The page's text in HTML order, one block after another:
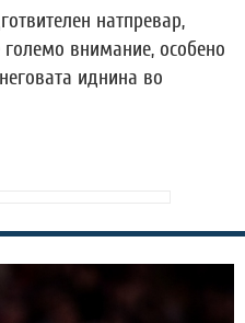
натпревар,
внимание, особено
иднина во